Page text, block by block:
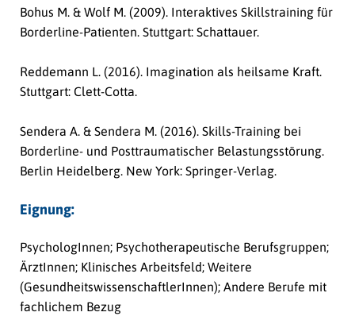
Bohus M. & Wolf M. (2009). Interaktives Skillstraining für
Borderline-Patienten. Stuttgart: Schattauer.
Reddemann L. (2016). Imagination als heilsame Kraft.
Stuttgart: Clett-Cotta.
Sendera A. & Sendera M. (2016). Skills-Training bei
Borderline- und Posttraumatischer Belastungsstörung.
Berlin Heidelberg. New York: Springer-Verlag.
Eignung:
PsychologInnen; Psychotherapeutische Berufsgruppen;
ÄrztInnen; Klinisches Arbeitsfeld; Weitere
(GesundheitswissenschaftlerInnen); Andere Berufe mit
fachlichem Bezug